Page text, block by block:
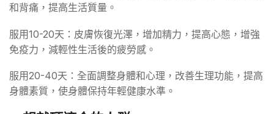
和背痛，提高生活質量。
服用10-20天：皮膚恢復光澤，增加精力，提高心態，增強
免疫力，減輕性生活後的疲勞感。
服用20-40天：全面調整身體和心理，改善生理功能，提高
身體素質，使身體保持年輕健康水準。